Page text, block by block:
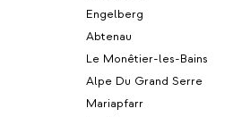
Engelberg
Abtenau
Le Monêtier-les-Bains
Alpe Du Grand Serre
Mariapfarr